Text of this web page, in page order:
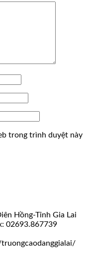
trong trình duyệt này
Hồng-Tỉnh Gia Lai
02693.867739